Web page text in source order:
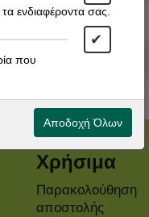
Χρήσιμα
Παρακολούθηση
αποστολής
ενδιαφέροντα σας.
✔
που
Αποδοχή Όλων